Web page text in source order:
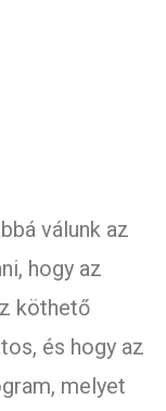
válunk az
hogy az
köthető
és hogy az
melyet